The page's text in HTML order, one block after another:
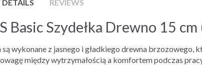
REVIEWS
Basic Szydełka Drewno 15
są wykonane z jasnego i gładkiego drewna
między wytrzymałością a komfortem podczas